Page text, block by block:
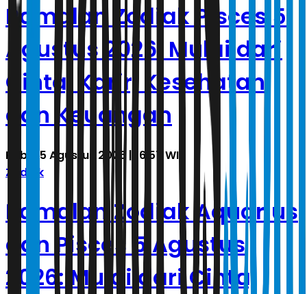
Ramalan Zodiak Pisces 5
Agustus 2026: Mulai dari
Cinta, Karir, Kesehatan
dan Keuangan
Rabu, 5 Agustus 2026 | 16.57 WIB
Zodiak
Ramalan Zodiak Aquarius
dan Pisces 5 Agustus
2026: Mulai dari Cinta,